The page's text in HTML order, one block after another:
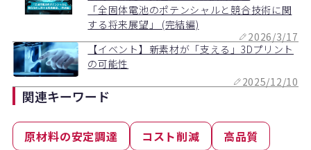
「全固体電池のポテンシャルと競合技術に関
する将来展望」 (完結編)
2026/3/17
【イベント】新素材が「支える」3Dプリント
の可能性
2025/12/10
関連キーワード
原材料の安定調達 コスト削減 高品質